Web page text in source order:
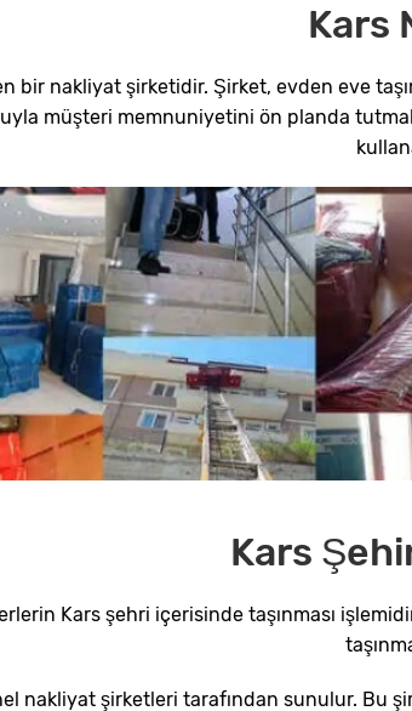
Kars
bir nakliyat şirketidir. Şirket, evden eve
müşteri memnuniyetini ön planda
Kars
Kars şehri içerisinde taşınması
nakliyat şirketleri tarafından sunulur. Bu